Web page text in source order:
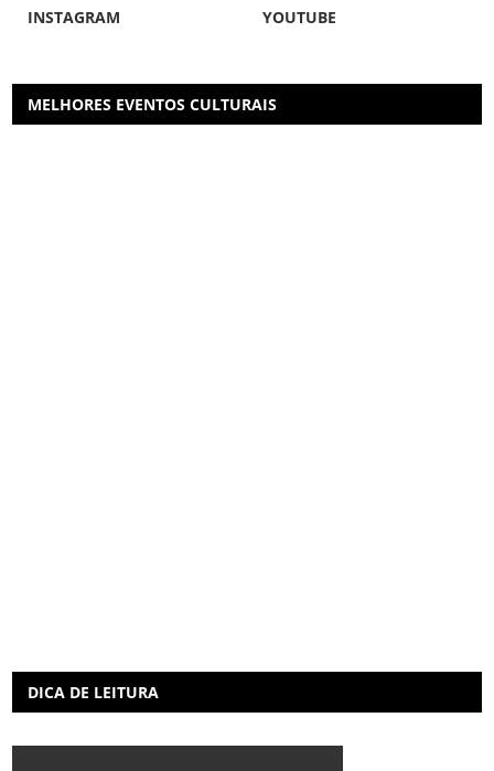
INSTAGRAM
YOUTUBE
MELHORES EVENTOS CULTURAIS
DICA DE LEITURA